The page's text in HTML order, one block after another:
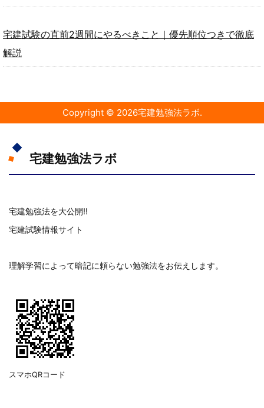
宅建試験の直前2週間にやるべきこと｜優先順位つきで徹底
解説
Copyright © 2026宅建勉強法ラボ.
宅建勉強法ラボ
宅建勉強法を大公開!!
宅建試験情報サイト
理解学習によって暗記に頼らない勉強法をお伝えします。
スマホQRコード